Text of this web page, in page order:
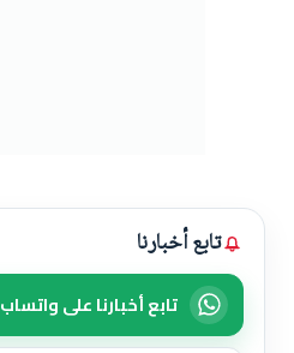
تابع أخبارنا
تابع أخبارنا على واتساب